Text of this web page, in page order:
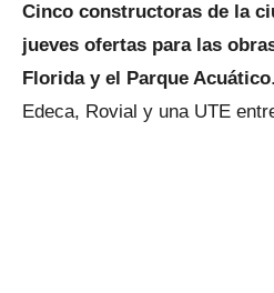
Cinco constructoras de la
jueves ofertas para las
Florida y el Parque Acuático
Edeca, Rovial y una UTE